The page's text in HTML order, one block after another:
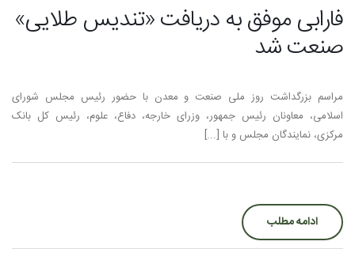
فارابی موفق به دریافت «تندیس طلایی»
صنعت شد
مراسم بزرگداشت روز ملی صنعت و معدن با حضور رئیس مجلس شورای
اسلامی، معاونان رئیس جمهور، وزرای خارجه، دفاع، علوم، رئیس کل بانک
مرکزی، نمایندگان مجلس و با [...]
ادامه مطلب